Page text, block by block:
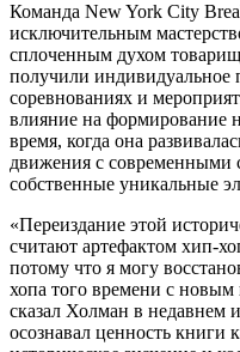
Команда New York City
исключительным
сплоченным духом
получили индивидуальное
соревнованиях и
влияние на формирование
время, когда она
движения с современными
собственные уникальные
«Переиздание этой
считают артефактом хип-
потому что я могу
хопа того времени с
сказал Холман в недавнем
осознавал ценность книги